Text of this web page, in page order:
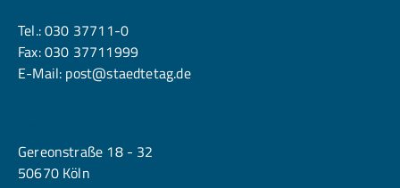
Tel.:030 37711-0
Fax: 030 37711999
E-Mail: post@staedtetag.de
Gereonstraße 18 - 32
50670 Köln